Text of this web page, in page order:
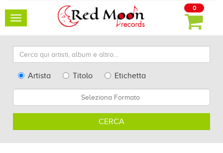
Toggle
0
Cerca
qui
artisti,
altro...
TypeArtista Titolo
Etichetta
CERCA